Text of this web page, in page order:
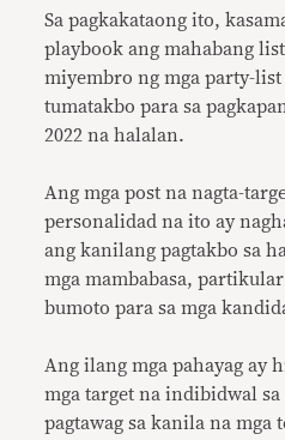
Sa pagkakataong ito,
playbook ang mahabang
miyembro ng mga party-
tumatakbo para sa
2022 na halalan.
Ang mga post na nagta-
personalidad na ito ay
ang kanilang pagtakbo sa
mga mambabasa,
bumoto para sa mga
Ang ilang mga pahayag ay
mga target na indibidwal sa
pagtawag sa kanila na